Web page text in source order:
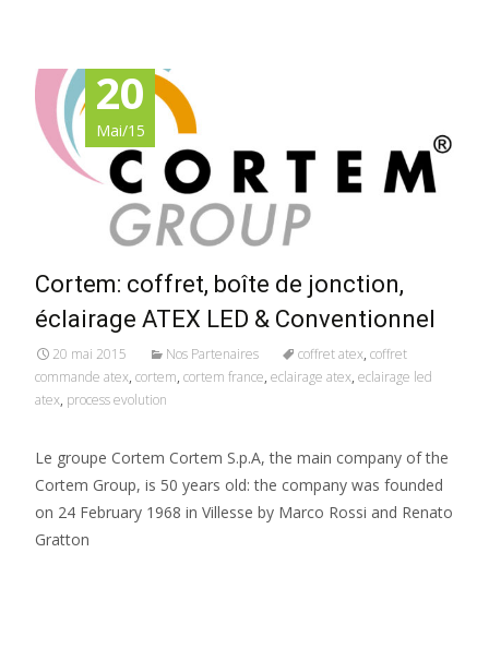
20
Mai/15
Cortem: coffret, boîte de jonction,
éclairage ATEX LED & Conventionnel
20 mai 2015 Nos Partenaires coffret atex, coffret
commande atex, cortem, cortem france, eclairage atex, eclairage led
atex, process evolution
Le groupe Cortem Cortem S.p.A, the main company of the
Cortem Group, is 50 years old: the company was founded
on 24 February 1968 in Villesse by Marco Rossi and Renato
Gratton